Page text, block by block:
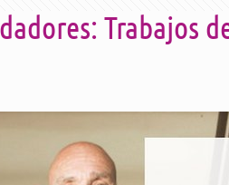
Trabajos